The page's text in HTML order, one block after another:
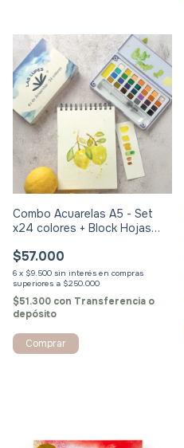
Combo Acuarelas A5 - Set
x24 colores + Block Hojas
$57.000
6 x $9.500 sin interés
$51.300 con Transferencia o
depósito